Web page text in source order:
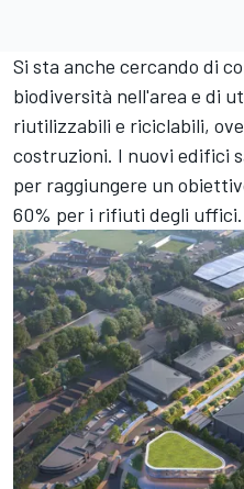
Si sta anche cercando di
biodiversità nell'area e di
riutilizzabili e riciclabili,
costruzioni. I nuovi edifici
per raggiungere un
60% per i rifiuti degli uffici.